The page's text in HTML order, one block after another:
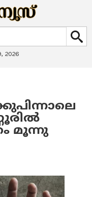
2026
മൂന്നു